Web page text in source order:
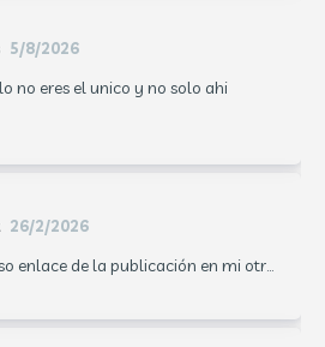
5/8/2026
no eres el unico y no solo ahi
26/2/2026
enlace de la publicación en mi otr...